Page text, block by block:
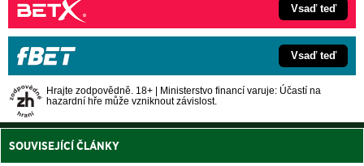
Vsaď teď
Vsaď teď
Hrajte zodpovědně. 18+ | Ministerstvo financí varuje: Účastí na
hazardní hře může vzniknout závislost.
SOUVISEJÍCÍ ČLÁNKY